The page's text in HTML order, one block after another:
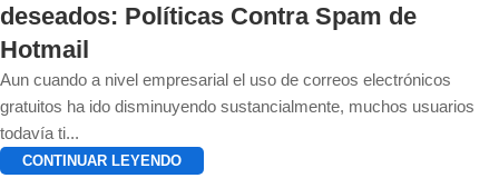
deseados: Políticas Contra Spam de
Hotmail
Aun cuando a nivel empresarial el uso de correos electrónicos
gratuitos ha ido disminuyendo sustancialmente, muchos usuarios
todavía ti...
CONTINUAR LEYENDO